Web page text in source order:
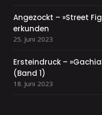
Angezockt – »Street
erkunden
25. Juni 2023
Ersteindruck –
(Band 1)
18. Juni 2023